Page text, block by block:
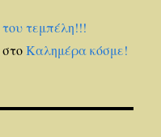
τεμπέλη!!!
στοΚαλημέρα κόσμε!